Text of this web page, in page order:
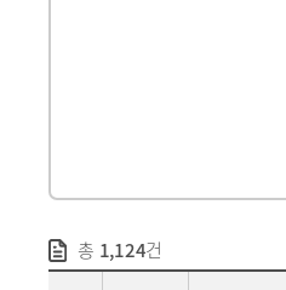
총 1,124건